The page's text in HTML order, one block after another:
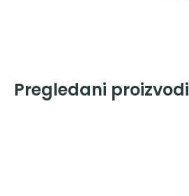
Pregledani proizvodi